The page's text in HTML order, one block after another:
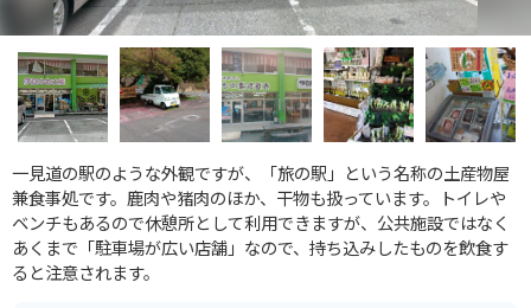
一見道の駅のような外観ですが、「旅の駅」という名称の土産物屋
兼食事処です。鹿肉や猪肉のほか、干物も扱っています。トイレや
ベンチもあるので休憩所として利用できますが、公共施設ではなく
あくまで「駐車場が広い店舗」なので、持ち込みしたものを飲食す
ると注意されます。